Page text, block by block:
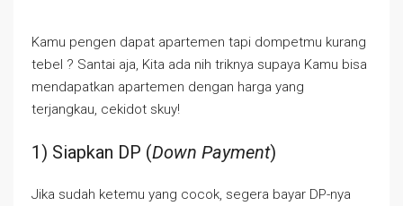
Kamu pengen dapat apartemen tapi dompetmu kurang
tebel ? Santai aja, Kita ada nih triknya supaya Kamu bisa
mendapatkan apartemen dengan harga yang
terjangkau, cekidot skuy!
1) Siapkan DP (Down Payment)
Jika sudah ketemu yang cocok, segera bayar DP-nya